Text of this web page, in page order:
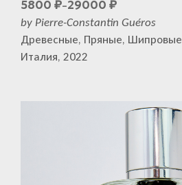
5800 ₽–29000 ₽
by Pierre-Constantin Guéros
Древесные, Пряные, Шипровые
Италия, 2022